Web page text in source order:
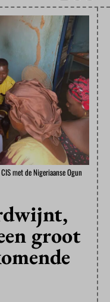
met de Nigeriaanse Ogun
groot